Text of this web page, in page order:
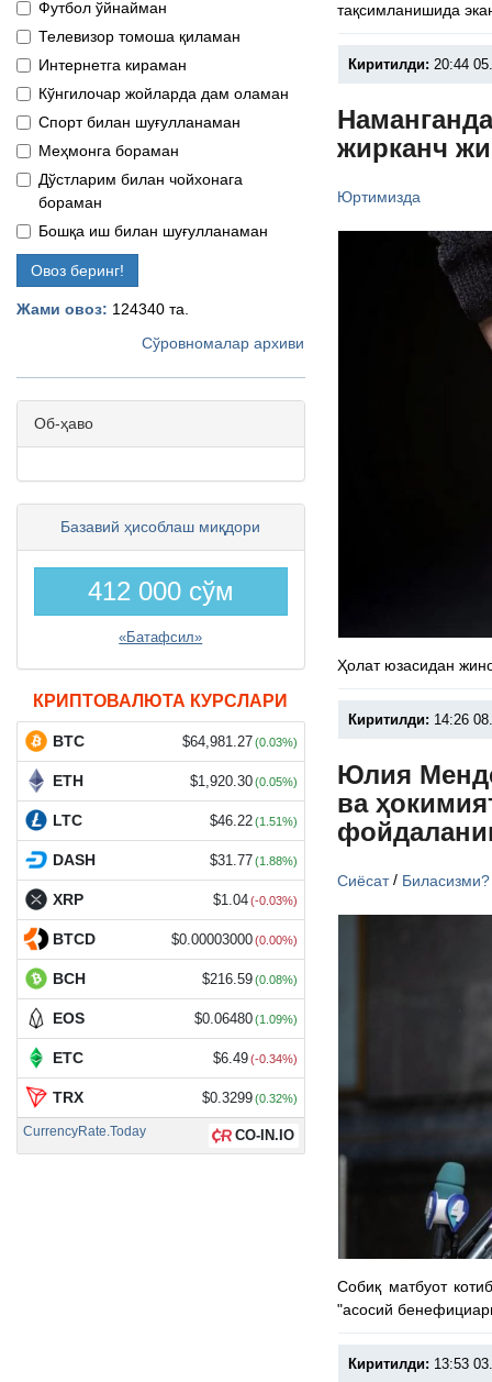
Футбол ўйнайман
Телевизор томоша қиламан
Интернетга кираман
Кўнгилочар жойларда дам оламан
Спорт билан шуғулланаман
Меҳмонга бораман
Дўстларим билан чойхонага
бораман
Бошқа иш билан шуғулланаман
Овоз беринг!
Жами овоз: 124340 та.
Сўровномалар архиви
Об-ҳаво
Базавий ҳисоблаш миқдори
412 000 сўм
«Батафсил»
КРИПТОВАЛЮТА КУРСЛАРИ
BTC $64,981.27 (0.03%)
ETH $1,920.30 (0.05%)
LTC $46.22 (1.51%)
DASH $31.77 (1.88%)
XRP $1.04 (-0.03%)
BTCD $0.00003000 (0.00%)
BCH $216.59 (0.08%)
EOS $0.06480 (1.09%)
ETC $6.49 (-0.34%)
TRX $0.3299 (0.32%)
CurrencyRate.Today CO-IN.IO
тақсимланишида
Киритилди: 20:44
жирканч
Юртимизда
Ҳолат юзасидан
Киритилди: 14:26
Юлия
ва
Сиёсат/ Биласизми?
Собиқ матбуот
"асосий
Киритилди: 13:53